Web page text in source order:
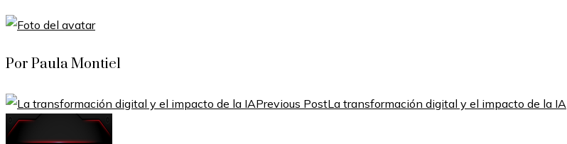
Por Paula Montiel
Previous PostLa transformación digital y el impacto de la IA